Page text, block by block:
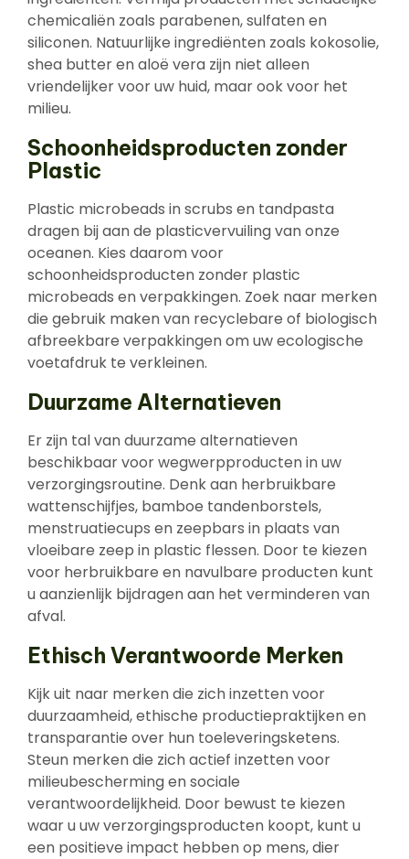
chemicaliën zoals parabenen, sulfaten en
siliconen. Natuurlijke ingrediënten zoals kokosolie,
shea butter en aloë vera zijn niet alleen
vriendelijker voor uw huid, maar ook voor het
milieu.
Schoonheidsproducten zonder
Plastic
Plastic microbeads in scrubs en tandpasta
dragen bij aan de plasticvervuiling van onze
oceanen. Kies daarom voor
schoonheidsproducten zonder plastic
microbeads en verpakkingen. Zoek naar merken
die gebruik maken van recyclebare of biologisch
afbreekbare verpakkingen om uw ecologische
voetafdruk te verkleinen.
Duurzame Alternatieven
Er zijn tal van duurzame alternatieven
beschikbaar voor wegwerpproducten in uw
verzorgingsroutine. Denk aan herbruikbare
wattenschijfjes, bamboe tandenborstels,
menstruatiecups en zeepbars in plaats van
vloeibare zeep in plastic flessen. Door te kiezen
voor herbruikbare en navulbare producten kunt
u aanzienlijk bijdragen aan het verminderen van
afval.
Ethisch Verantwoorde Merken
Kijk uit naar merken die zich inzetten voor
duurzaamheid, ethische productiepraktijken en
transparantie over hun toeleveringsketens.
Steun merken die zich actief inzetten voor
milieubescherming en sociale
verantwoordelijkheid. Door bewust te kiezen
waar u uw verzorgingsproducten koopt, kunt u
een positieve impact hebben op mens, dier